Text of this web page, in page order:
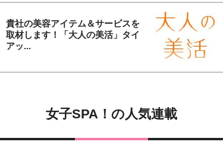
貴社の美容アイテム＆サービスを
取材します！「大人の美活」タイ
アッ...
女子SPA！の人気連載